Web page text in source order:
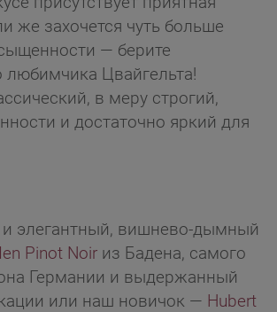
же захочется чуть больше
— берите
любимчика Цвайгельта!
в меру строгий,
и достаточно яркий для
элегантный, вишнево-дымный
Pinot Noir из Бадена, самого
Германии и выдержанный
или наш новичок — Hubert